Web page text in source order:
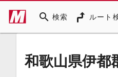
search 検索 ルート
和歌山県伊都